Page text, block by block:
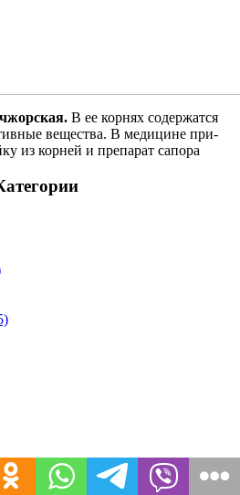
В ее кор­нях содержатся
вещества. В медицине при­
из корней и препа­рат сапора